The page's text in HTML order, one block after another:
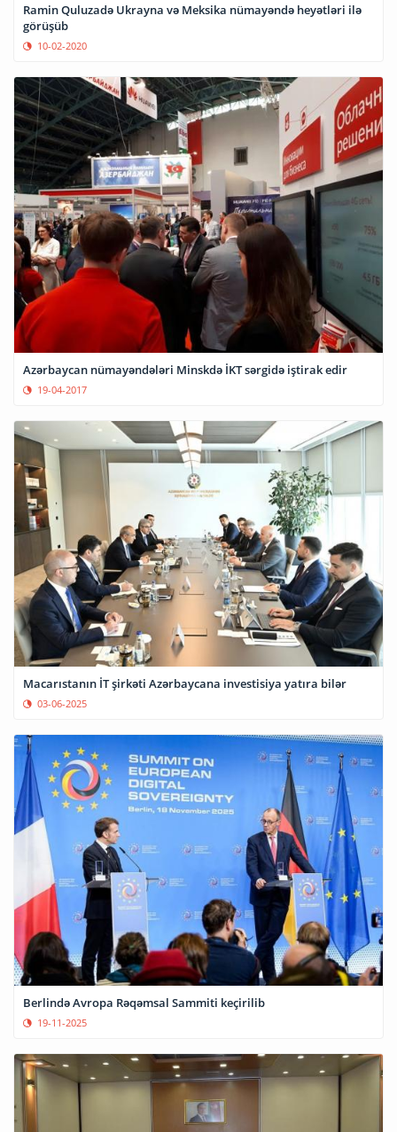
Ramin Quluzadə Ukrayna və Meksika nümayəndə heyətləri ilə
görüşüb
10-02-2020
Azərbaycan nümayəndələri Minskdə İKT sərgidə iştirak edir
19-04-2017
Macarıstanın İT şirkəti Azərbaycana investisiya yatıra bilər
03-06-2025
Berlində Avropa Rəqəmsal Sammiti keçirilib
19-11-2025